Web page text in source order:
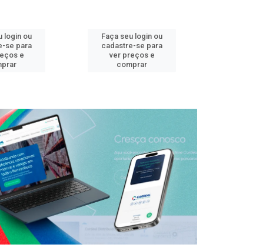
login ou
se para
e
Faça seu login ou
cadastre-se para
ver preços e
comprar